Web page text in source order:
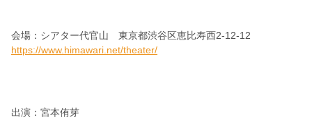
会場： シアター代官山 東京都渋谷区恵比寿西2-12-12
https://www.himawari.net/theater/
出演： 宮本侑芽